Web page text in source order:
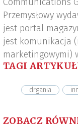
Przemysłowy
jest portal
jest komunikacja
marketingowymi)
TAGI
drgania
ZOBACZ